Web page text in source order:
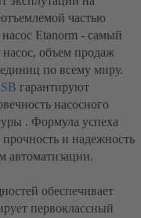
частью
Etanorm - самый
объем продаж
по всему миру.
гарантируют
насосного
. Формула успеха
и надежность
автоматизации.
обеспечивает
первоклассный